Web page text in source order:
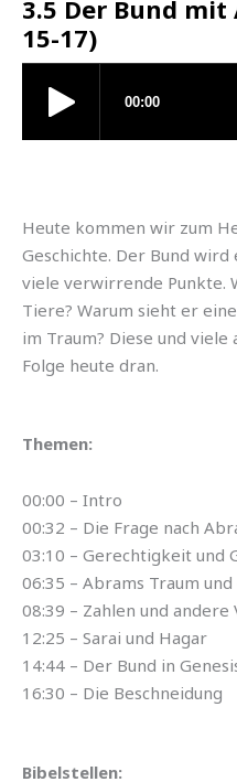
3.5 Der Bund mit
15-17)
Heute kommen wir zum
Geschichte. Der Bund
viele verwirrende Punkte.
Tiere? Warum sieht er
im Traum? Diese und
Folge heute dran.
Themen:
00:00 – Intro
00:32 – Die Frage nach
03:10 – Gerechtigkeit und
06:35 – Abrams Traum
08:39 – Zahlen und
12:25 – Sarai und Hagar
14:44 – Der Bund in
16:30 – Die Beschneidung
Bibelstellen: